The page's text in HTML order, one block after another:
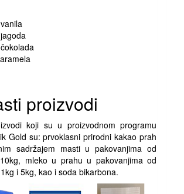
proizvodi
koji su u proizvodnom programu
Gold su: prvoklasni prirodni kakao prah
sadržajem masti u pakovanjima od
mleko u prahu u pakovanjima od
i 5kg, kao i soda bikarbona.